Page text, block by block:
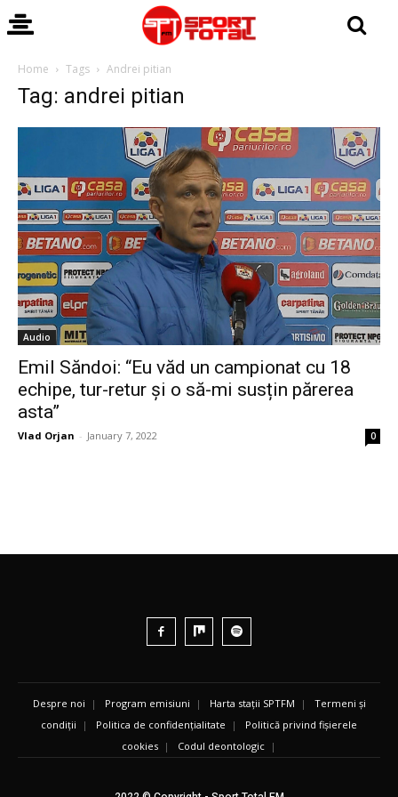
Home Tags Andrei pitian
Tag: andrei pitian
Audio
Emil Săndoi: “Eu văd un campionat cu 18
echipe, tur-retur și o să-mi susțin părerea
asta”
Vlad Orjan - January 7, 2022 0
Despre noi | Program emisiuni | Harta stații SPTFM | Termeni și
condiții | Politica de confidențialitate | Politică privind fișierele
cookies | Codul deontologic |